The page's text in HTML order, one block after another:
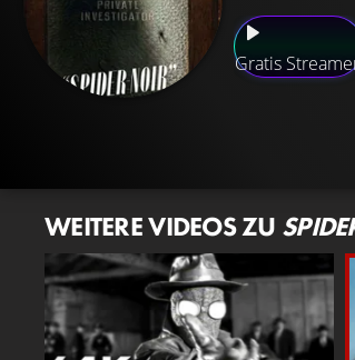
Gratis
WEITERE VIDEOS ZU